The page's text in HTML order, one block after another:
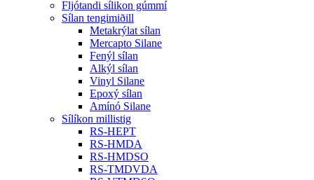
Fljótandi sílikon gúmmí
Sílan tengimiðill
Metakrýlat sílan
Mercapto Silane
Fenýl sílan
Alkýl sílan
Vinyl Silane
Epoxý sílan
Amínó Silane
Sílíkon millistig
RS-HEPT
RS-HMDA
RS-HMDSO
RS-TMDVDA